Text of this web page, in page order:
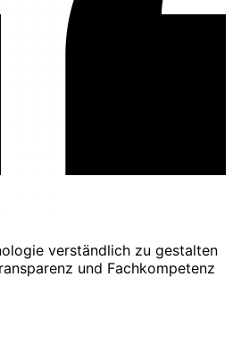
verständlich zu gestalten
und Fachkompetenz